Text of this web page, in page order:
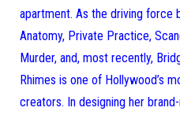
apartment. As the driving force
Anatomy, Private Practice,
Murder, and, most recently,
Rhimes is one of Hollywood’s
creators. In designing her